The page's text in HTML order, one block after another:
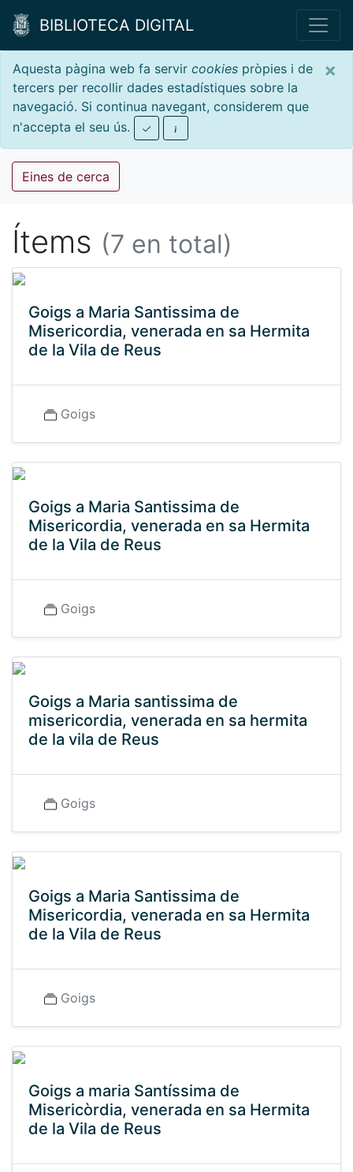
BIBLIOTECA DIGITAL
×
Aquesta pàgina web fa servir cookies pròpies i de
tercers per recollir dades estadístiques sobre la
navegació. Si continua navegant, considerem que
n'accepta el seu ús.
Eines de cerca
Ítems (7 en total)
Goigs a Maria Santissima de
Misericordia, venerada en sa Hermita
de la Vila de Reus
Goigs
Goigs a Maria Santissima de
Misericordia, venerada en sa Hermita
de la Vila de Reus
Goigs
Goigs a Maria santissima de
misericordia, venerada en sa hermita
de la vila de Reus
Goigs
Goigs a Maria Santissima de
Misericordia, venerada en sa Hermita
de la Vila de Reus
Goigs
Goigs a maria Santíssima de
Misericòrdia, venerada en sa Hermita
de la Vila de Reus